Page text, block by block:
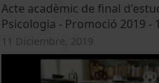
Acte acadèmic de final
Psicologia - Promoció 2019 -
11 Diciembre, 2019